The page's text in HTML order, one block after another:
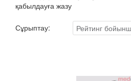
қабылдауға жазу
Сұрыптау: Рейтинг